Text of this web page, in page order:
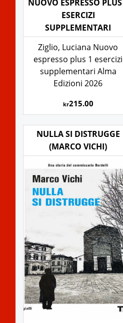
NUOVO ESPRESSO
ESERCIZI
SUPPLEMENTARI
Ziglio, Luciana Nuovo
espresso plus 1 esercizi
supplementari Alma
Edizioni 2026
kr215.00
NULLA SI DISTRUGGE
(MARCO VICHI)